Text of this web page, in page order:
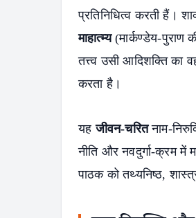
प्रतिनिधित्व करती हैं।
माहात्म्य(मार्कण्डेय-पुराण
तत्त्व उसी आदिशक्ति का
करता है।
यहजीवन-चरितनाम-
नीति और नवदुर्गा-क्रम में
पाठक को तथ्यनिष्ठ,